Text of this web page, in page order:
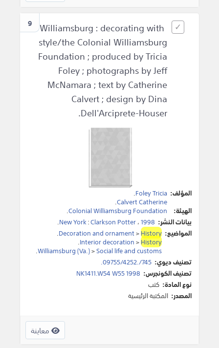
9
Williamsburg : decorating with
style/the Colonial Williamsburg
Foundation ; produced by Tricia
Foley ; photographs by Jeff
McNamara ; text by Catherine
Calvert ; design by Dina
Dell'Arciprete-Houser.
المؤلف: Foley Tricia
.
Calvert Catherine
.
الهيئة: Colonial Williamsburg Foundation
.
بيانات النشر:
New York:Clarkson Potter،1998
.
المواضيع:
Decoration and ornament>History
.
Interior decoration>History
.
Williamsburg (Va.)>Social life and customs
.
تصنيف ديوي: 745/.09755/4252.
تصنيف الكونجرس: NK1411.W54 W55 1998
نوع المادة: كتب
المصدر: المكتبة الرئيسية
معاينة